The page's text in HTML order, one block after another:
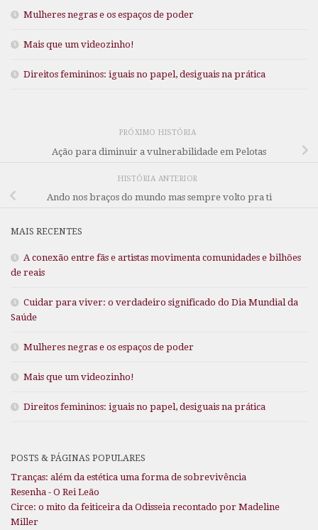
Mulheres negras e os espaços de poder
Mais que um videozinho!
Direitos femininos: iguais no papel, desiguais na prática
PRÓXIMO HISTÓRIA
Ação para diminuir a vulnerabilidade em Pelotas
HISTÓRIA ANTERIOR
Ando nos braços do mundo mas sempre volto pra ti
MAIS RECENTES
A conexão entre fãs e artistas movimenta comunidades e bilhões
de reais
Cuidar para viver: o verdadeiro significado do Dia Mundial da
Saúde
Mulheres negras e os espaços de poder
Mais que um videozinho!
Direitos femininos: iguais no papel, desiguais na prática
POSTS & PÁGINAS POPULARES
Tranças: além da estética uma forma de sobrevivência
Resenha - O Rei Leão
Circe: o mito da feiticeira da Odisseia recontado por Madeline
Miller